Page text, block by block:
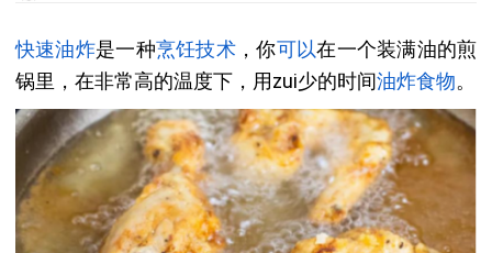
快速油炸是一种烹饪技术 ，你可以在一个装满油的煎
锅里，在非常高的温度下，用zui少的时间油炸食物。